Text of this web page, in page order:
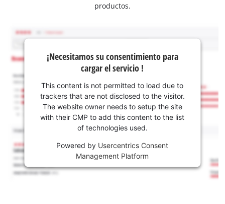
productos.
¡Necesitamos su consentimiento para
cargar el servicio !
This content is not permitted to load due to
trackers that are not disclosed to the visitor.
The website owner needs to setup the site
with their CMP to add this content to the list
of technologies used.
Powered by Usercentrics Consent
Management Platform